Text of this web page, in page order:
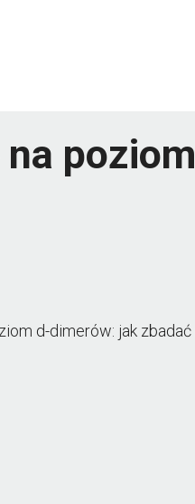
d-dimerów: jak